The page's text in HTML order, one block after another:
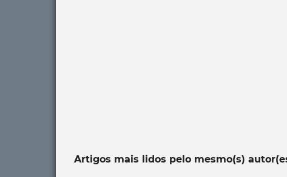
Artigos mais lidos pelo mesmo(s)